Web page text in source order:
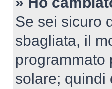
Se sei sicuro
sbagliata, il
programmato
solare; quindi